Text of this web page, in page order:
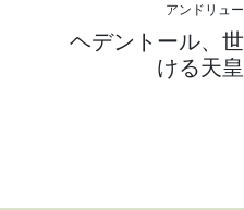
アンドリュ
ヘデントール、
ける天